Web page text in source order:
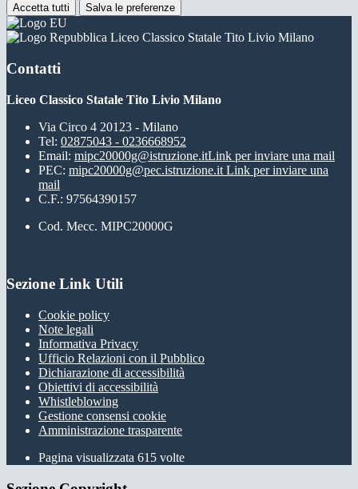
Accetta tutti Salva le preferenze
Liceo Classico Statale Tito Livio Milano
Contatti
Liceo Classico Statale Tito Livio Milano
Via Circo 4 20123 - Milano
Tel: 02875043 - 0236668952
Email: mipc20000g@istruzione.itLink per inviare una mail
PEC: mipc20000g@pec.istruzione.it Link per inviare una
mail
C.F.: 97564390157
Cod. Mecc. MIPC20000G
Sezione Link Utili
Cookie policy
Note legali
Informativa Privacy
Ufficio Relazioni con il Pubblico
Dichiarazione di accessibilità
Obiettivi di accessibilità
Whistleblowing
Gestione consensi cookie
Amministrazione trasparente
Pagina visualizzata 615 volte